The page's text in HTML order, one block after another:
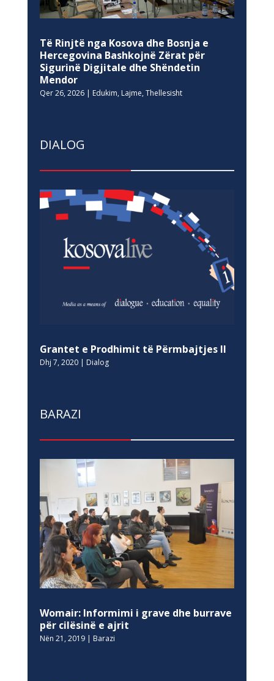
Të Rinjtë nga Kosova dhe Bosnja e
Hercegovina Bashkojnë Zërat për
Sigurinë Digjitale dhe Shëndetin
Mendor
Qer 26, 2026| Edukim, Lajme, Thellesisht
DIALOG
Grantet e Prodhimit të Përmbajtjes II
Dhj 7, 2020| Dialog
BARAZI
Womair: Informimi i grave dhe burrave
për cilësinë e ajrit
Nën 21, 2019| Barazi